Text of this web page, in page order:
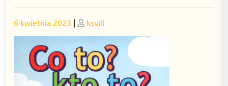
Posted
on
6 kwietnia 2023 | Posted
on
ksvill